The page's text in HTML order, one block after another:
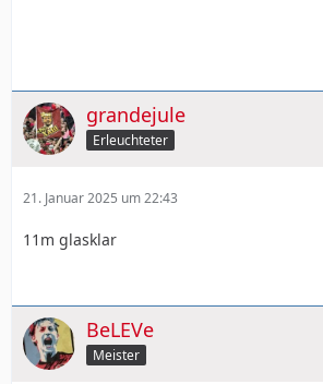
grandejule
Erleuchteter
21. Januar 2025 um 22:43
11m glasklar
BeLEVe
Meister